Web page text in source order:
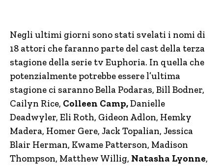
Negli ultimi giorni sono stati svelati i nomi di
18 attori che faranno parte del cast della terza
stagione della serie tv Euphoria. In quella che
potenzialmente potrebbe essere l’ultima
stagione ci saranno Bella Podaras, Bill Bodner,
Cailyn Rice, Colleen Camp,Danielle
Deadwyler, Eli Roth, Gideon Adlon, Hemky
Madera, Homer Gere, Jack Topalian, Jessica
Blair Herman, Kwame Patterson, Madison
Thompson, Matthew Willig, Natasha Lyonne,